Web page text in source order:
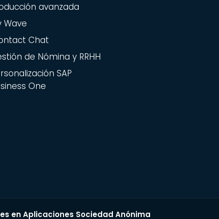
avanzada
Wave
Chat
de Nómina y RRHH
SAP
One
en Aplicaciones Sociedad Anónima